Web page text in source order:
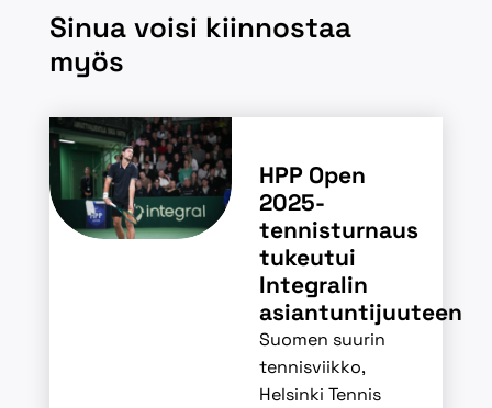
Sinua voisi kiinnostaa
myös
HPP Open
2025-
tennisturnaus
tukeutui
Integralin
asiantuntijuuteen
Suomen suurin
tennisviikko,
Helsinki Tennis